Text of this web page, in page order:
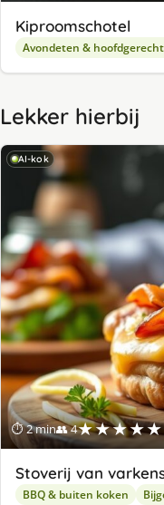
Kiproomschotel
Avondeten &
Lekker hierbij
AI-kok
⏱ 2 min👥 4★★★★★
Stoverij van
BBQ & buiten koken